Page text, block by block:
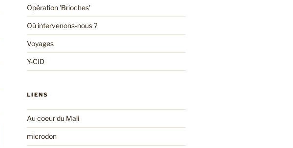
Opération 'Brioches'
Où intervenons-nous ?
Voyages
Y-CID
LIENS
Au coeur du Mali
microdon